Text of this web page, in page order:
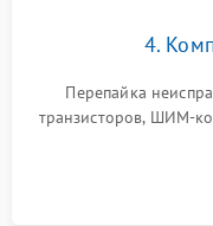
4.
Перепайка
транзисторов, ШИМ-
памяти при
разборка матрицы